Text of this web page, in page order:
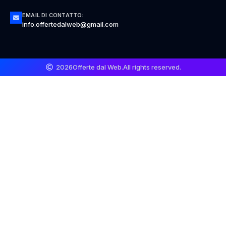
EMAIL DI CONTATTO:
info.offertedalweb@gmail.com
2026Offerte dal Web.All rights reserved.